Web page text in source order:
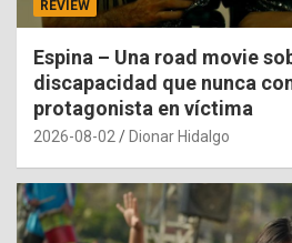
REVIEW
Espina – Una road movie
discapacidad que nunca
protagonista en víctima
2026-08-02 Dionar Hidalgo